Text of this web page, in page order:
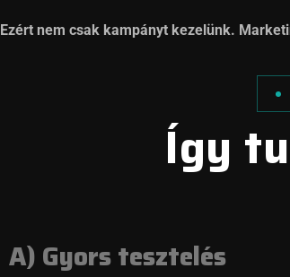
Ezért nem csak kampányt kezelünk.
Így
A) Gyors tesztelés